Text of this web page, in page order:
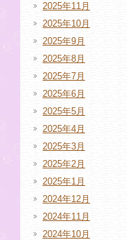
2025年11月
2025年10月
2025年9月
2025年8月
2025年7月
2025年6月
2025年5月
2025年4月
2025年3月
2025年2月
2025年1月
2024年12月
2024年11月
2024年10月